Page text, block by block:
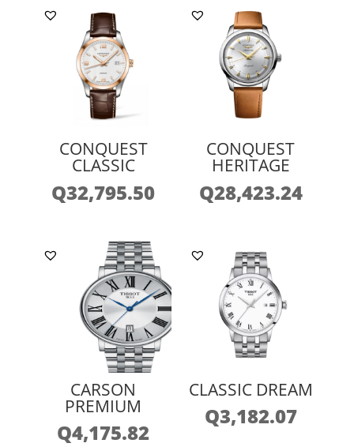
CONQUEST
CLASSIC
Q32,795.50
CONQUEST
HERITAGE
Q28,423.24
CARSON
PREMIUM
Q4,175.82
CLASSIC DREAM
Q3,182.07